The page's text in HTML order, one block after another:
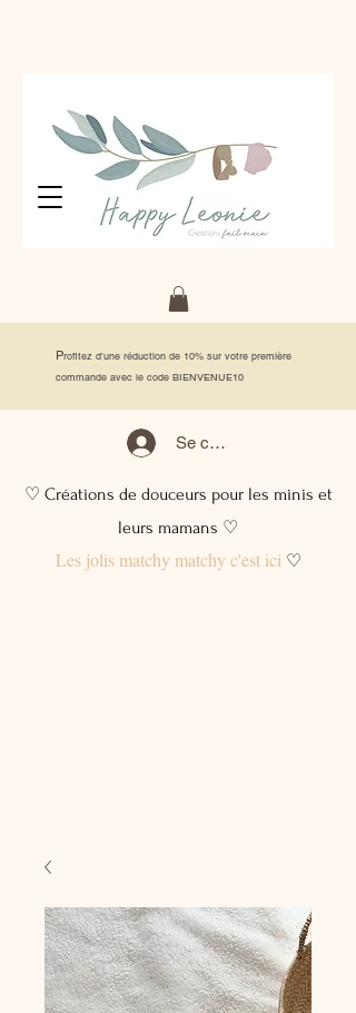
Profitez d'une réduction de 10% sur votre première
commande avec le code BIENVENUE10
Se connecter
♡ Créations de douceurs pour les minis et
leurs mamans ♡
Les jolis matchy matchy c'est ici♡